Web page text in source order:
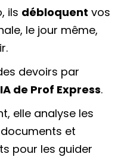
ils débloquent vos
le jour même,
devoirs par
de Prof Express.
elle analyse les
et
pour les guider